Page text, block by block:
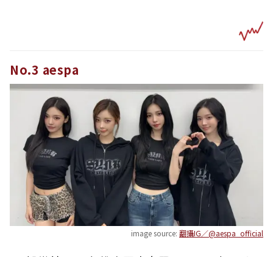
No.3 aespa
image source: 翻攝IG／@aespa_official